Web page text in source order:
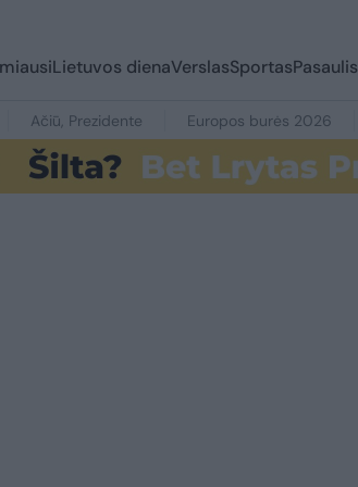
Lietuvos dienaVerslasSportasPasaulis
Ačiū, Prezidente Europos burės 2026